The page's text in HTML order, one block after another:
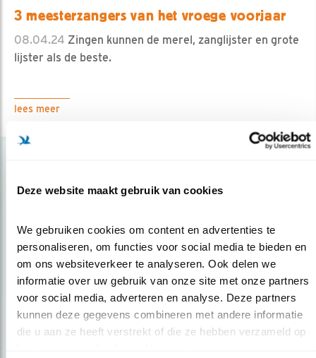
Deze website maakt gebruik van cookies
We gebruiken cookies om content en advertenties te
personaliseren, om functies voor social media te bieden en
om ons websiteverkeer te analyseren. Ook delen we
informatie over uw gebruik van onze site met onze partners
voor social media, adverteren en analyse. Deze partners
kunnen deze gegevens combineren met andere informatie
die u aan ze heeft verstrekt of die ze hebben verzameld op
3 meesterzangers van het vroege voorjaar
08.04.24 Zingen kunnen de merel, zanglijster en grote
lijster als de beste.
lees meer
Op de hoogte blijven?
Meld je aan en ontvang nieuws, inspiratie, acties en tips
over vogels en activiteiten van Vogelbescherming.